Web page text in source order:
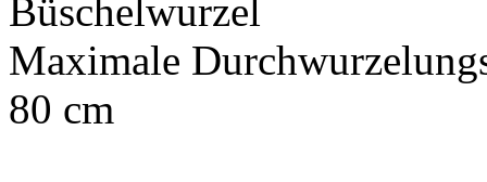
Büschelwurzel
Maximale
80 cm